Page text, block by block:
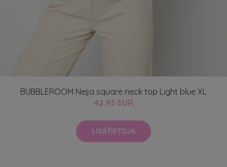
BUBBLEROOM Neija square neck top Light blue XL
42.95 EUR
LISÄTIETOJA